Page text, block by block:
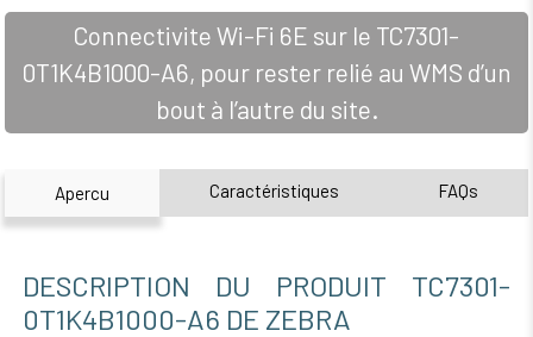
Connectivite Wi-Fi 6E sur le TC7301-
0T1K4B1000-A6, pour rester relié au WMS d’un
bout à l’autre du site.
Apercu Caractéristiques FAQs
DESCRIPTION DU PRODUIT TC7301-
0T1K4B1000-A6 DE ZEBRA